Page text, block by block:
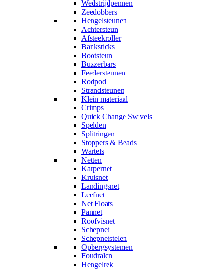
Wedstrijdpennen
Zeedobbers
Hengelsteunen
Achtersteun
Afsteekroller
Banksticks
Bootsteun
Buzzerbars
Feedersteunen
Rodpod
Strandsteunen
Klein materiaal
Crimps
Quick Change Swivels
Spelden
Splitringen
Stoppers & Beads
Wartels
Netten
Karpernet
Kruisnet
Landingsnet
Leefnet
Net Floats
Pannet
Roofvisnet
Schepnet
Schepnetstelen
Opbergsystemen
Foudralen
Hengelrek